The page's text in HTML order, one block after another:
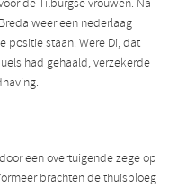
de Tilburgse vrouwen. Na
weer een nederlaag
positie staan. Were Di, dat
had gehaald, verzekerde
een overtuigende zege op
brachten de thuisploeg